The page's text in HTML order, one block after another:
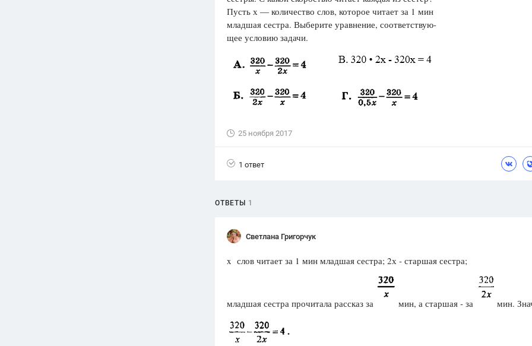
ответа
ответа
ответ
ответов
Цветков Л. А.
Отношения,
Пусть х — количество слов, которое читает за 1 мин
младшая сестра. Выберите уравнение, соответствую-
щее условию задачи.
25 ноября 2017
1 ответ
ОТВЕТЫ 1
Светлана Григорчук
x слов читает за 1 мин младшая сестра; 2х - старшая сестра;
младшая сестра прочитала рассказ за мин, а старшая - за мин.